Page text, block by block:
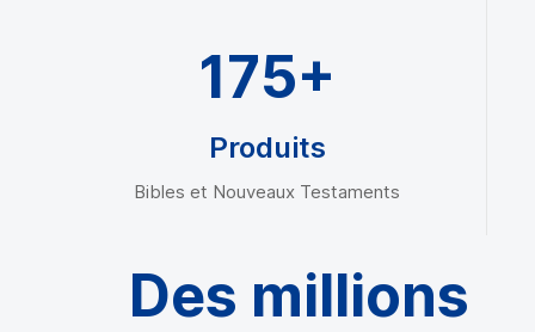
175+
Produits
Bibles et Nouveaux Testaments
Des millions